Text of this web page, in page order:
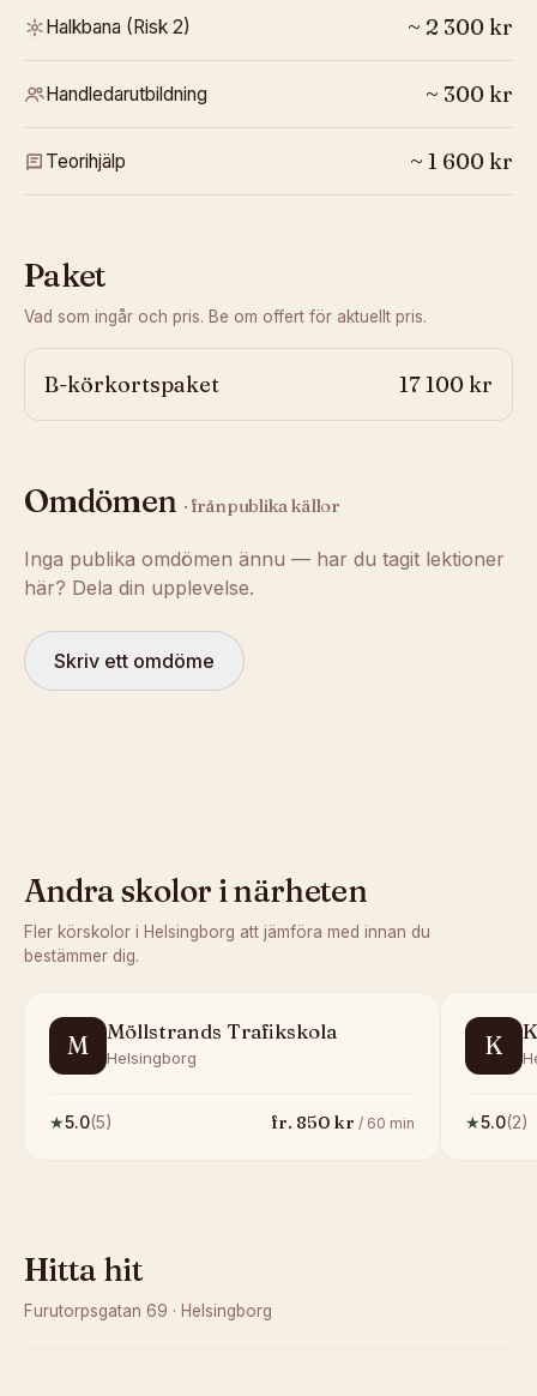
Halkbana (Risk 2) ~ 2 300 kr
Handledarutbildning ~ 300 kr
Teorihjälp ~ 1 600 kr
Paket
Vad som ingår och pris. Be om offert för aktuellt pris.
B-körkortspaket 17 100 kr
Omdömen · från publika källor
Inga publika omdömen ännu — har du tagit lektioner
här? Dela din upplevelse.
Skriv ett omdöme
Andra skolor i närheten
Fler körskolor i Helsingborg att jämföra med innan du
bestämmer dig.
M Möllstrands Trafikskola
Helsingborg
★5.0(5) fr. 850kr / 60 min
K
★5.0(2)
Hitta hit
Furutorpsgatan 69 · Helsingborg